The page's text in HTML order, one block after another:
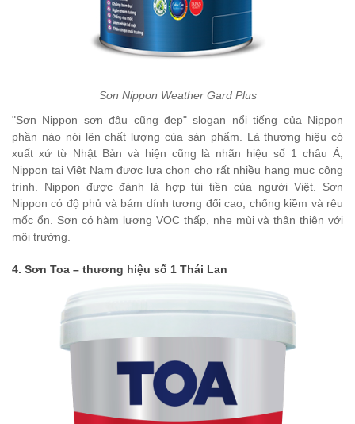
Sơn Nippon Weather Gard Plus
"Sơn Nippon sơn đâu cũng đẹp" slogan nổi tiếng của Nippon
phần nào nói lên chất lượng của sản phẩm. Là thương hiệu có
xuất xứ từ Nhật Bản và hiện cũng là nhãn hiệu số 1 châu Á,
Nippon tại Việt Nam được lựa chọn cho rất nhiều hạng mục công
trình. Nippon được đánh là hợp túi tiền của người Việt. Sơn
Nippon có độ phủ và bám dính tương đối cao, chống kiềm và rêu
mốc ổn. Sơn có hàm lượng VOC thấp, nhẹ mùi và thân thiện với
môi trường.
4. Sơn Toa – thương hiệu số 1 Thái Lan